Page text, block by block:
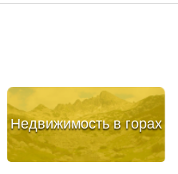
Недвижимость в горах